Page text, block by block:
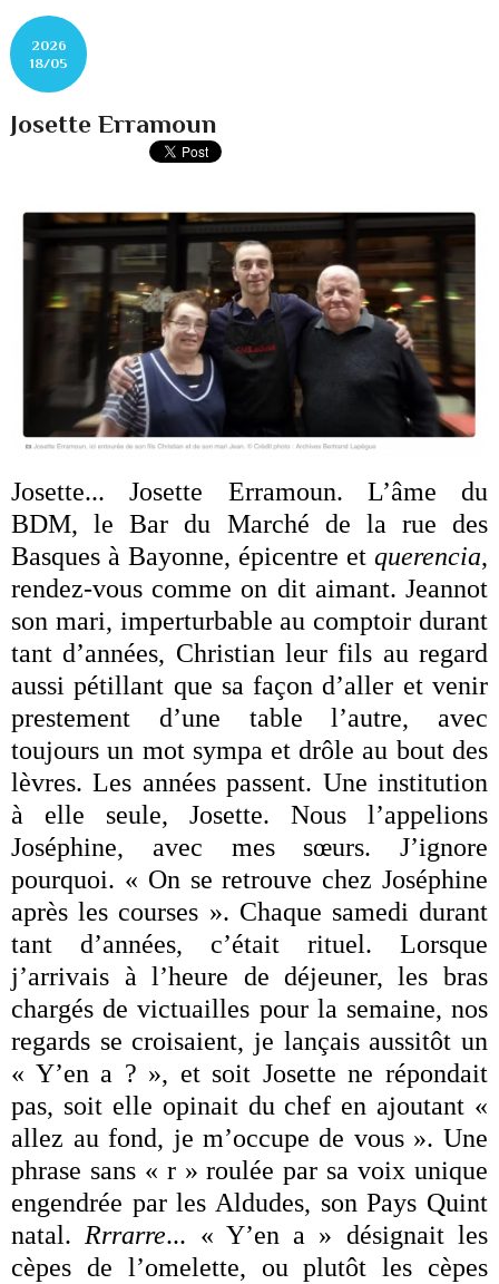
2026
18/05
Josette Erramoun
Josette... Josette Erramoun. L’âme du
BDM, le Bar du Marché de la rue des
Basques à Bayonne, épicentre et querencia,
rendez-vous comme on dit aimant. Jeannot
son mari, imperturbable au comptoir durant
tant d’années, Christian leur fils au regard
aussi pétillant que sa façon d’aller et venir
prestement d’une table l’autre, avec
toujours un mot sympa et drôle au bout des
lèvres. Les années passent. Une institution
à elle seule, Josette. Nous l’appelions
Joséphine, avec mes sœurs. J’ignore
pourquoi. « On se retrouve chez Joséphine
après les courses ». Chaque samedi durant
tant d’années, c’était rituel. Lorsque
j’arrivais à l’heure de déjeuner, les bras
chargés de victuailles pour la semaine, nos
regards se croisaient, je lançais aussitôt un
« Y’en a ? », et soit Josette ne répondait
pas, soit elle opinait du chef en ajoutant «
allez au fond, je m’occupe de vous ». Une
phrase sans « r » roulée par sa voix unique
engendrée par les Aldudes, son Pays Quint
natal. Rrrarre... « Y’en a » désignait les
cèpes de l’omelette, ou plutôt les cèpes